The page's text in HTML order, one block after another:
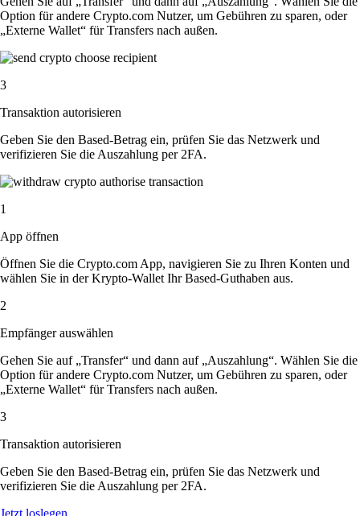
Option für andere Crypto.com Nutzer, um Gebühren zu sparen, oder
„Externe Wallet“ für Transfers nach außen.
3
Transaktion autorisieren
Geben Sie den Based-Betrag ein, prüfen Sie das Netzwerk und
verifizieren Sie die Auszahlung per 2FA.
1
App öffnen
Öffnen Sie die Crypto.com App, navigieren Sie zu Ihren Konten und
wählen Sie in der Krypto-Wallet Ihr Based-Guthaben aus.
2
Empfänger auswählen
Gehen Sie auf „Transfer“ und dann auf „Auszahlung“. Wählen Sie die
Option für andere Crypto.com Nutzer, um Gebühren zu sparen, oder
„Externe Wallet“ für Transfers nach außen.
3
Transaktion autorisieren
Geben Sie den Based-Betrag ein, prüfen Sie das Netzwerk und
verifizieren Sie die Auszahlung per 2FA.
Jetzt loslegen